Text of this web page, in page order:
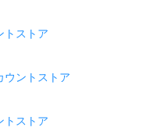
トストア
ウントストア
トストア